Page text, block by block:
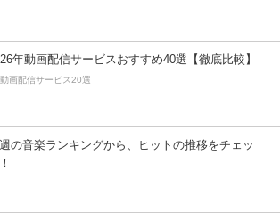
年動画配信サービスおすすめ40選【徹底比較】
画配信サービス20選
の音楽ランキングから、ヒットの推移をチェッ